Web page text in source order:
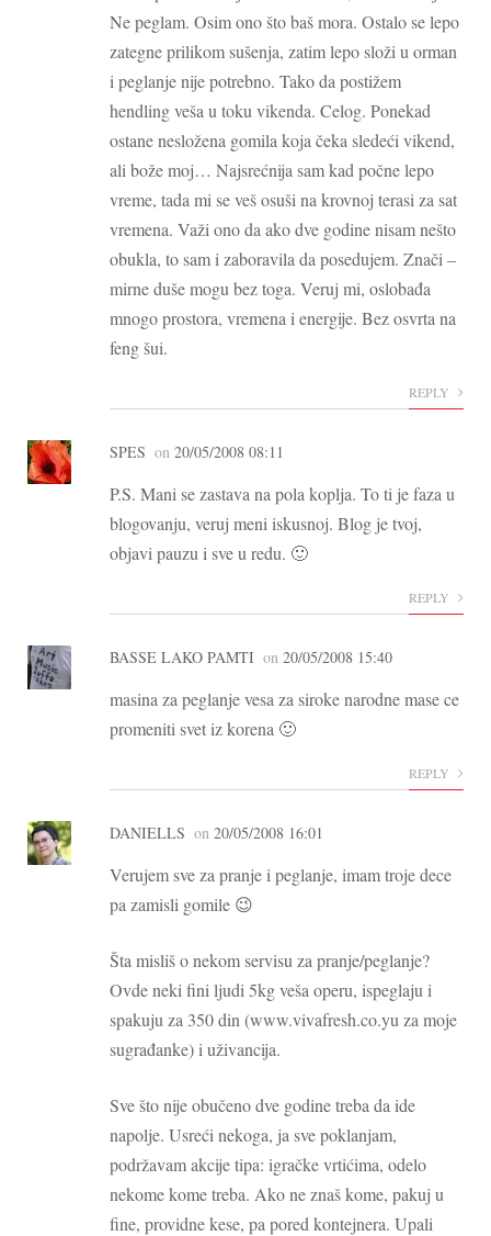
Ne peglam. Osim ono što baš mora. Ostalo se lepo
zategne prilikom sušenja, zatim lepo složi u orman
i peglanje nije potrebno. Tako da postižem
hendling veša u toku vikenda. Celog. Ponekad
ostane nesložena gomila koja čeka sledeći vikend,
ali bože moj… Najsrećnija sam kad počne lepo
vreme, tada mi se veš osuši na krovnoj terasi za sat
vremena. Važi ono da ako dve godine nisam nešto
obukla, to sam i zaboravila da posedujem. Znači –
mirne duše mogu bez toga. Veruj mi, oslobađa
mnogo prostora, vremena i energije. Bez osvrta na
feng šui.
REPLY
SPES on 20/05/2008 08:11
P.S. Mani se zastava na pola koplja. To ti je faza u
blogovanju, veruj meni iskusnoj. Blog je tvoj,
objavi pauzu i sve u redu. 🙂
REPLY
BASSE LAKO PAMTI on 20/05/2008 15:40
masina za peglanje vesa za siroke narodne mase ce
promeniti svet iz korena 🙂
REPLY
DANIELLS on 20/05/2008 16:01
Verujem sve za pranje i peglanje, imam troje dece
pa zamisli gomile 😉
Šta misliš o nekom servisu za pranje/peglanje?
Ovde neki fini ljudi 5kg veša operu, ispeglaju i
spakuju za 350 din (www.vivafresh.co.yu za moje
sugrađanke) i uživancija.
Sve što nije obučeno dve godine treba da ide
napolje. Usreći nekoga, ja sve poklanjam,
podržavam akcije tipa: igračke vrtićima, odelo
nekome kome treba. Ako ne znaš kome, pakuj u
fine, providne kese, pa pored kontejnera. Upali